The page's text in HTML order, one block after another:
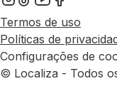
Termos de uso
Políticas de
Configurações de
© Localiza - Todos